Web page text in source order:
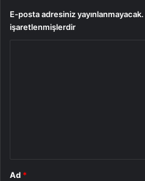
E-posta adresiniz yayınlanmayacak.
işaretlenmişlerdir
Ad *